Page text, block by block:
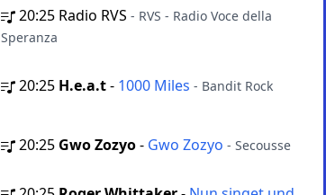
20:25 Radio RVS - RVS - Radio Voce della
Speranza
20:25 H.e.a.t- 1000 Miles - Bandit Rock
20:25 Gwo Zozyo- Gwo Zozyo - Secousse